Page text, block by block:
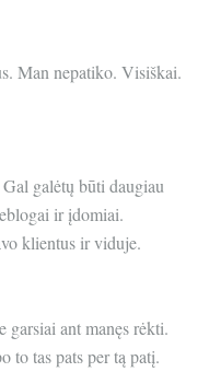
Man nepatiko. Visiškai.
galėtų būti daugiau
ir įdomiai.
klientus ir viduje.
garsiai ant manęs rėkti.
to tas pats per tą patį.